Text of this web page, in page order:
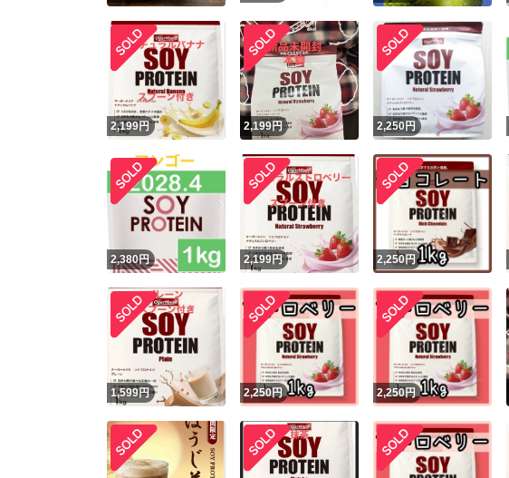
2,199円 2,199円 2,250円
2,380円 2,199円 2,250円
1,599円 2,250円 2,250円